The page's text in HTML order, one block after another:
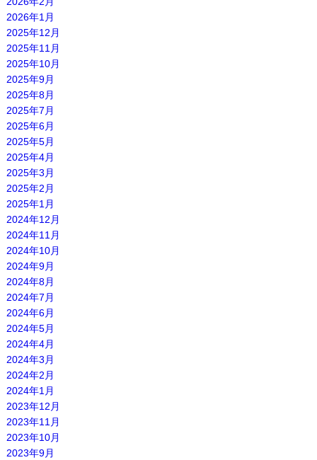
2026年1月
2025年12月
2025年11月
2025年10月
2025年9月
2025年8月
2025年7月
2025年6月
2025年5月
2025年4月
2025年3月
2025年2月
2025年1月
2024年12月
2024年11月
2024年10月
2024年9月
2024年8月
2024年7月
2024年6月
2024年5月
2024年4月
2024年3月
2024年2月
2024年1月
2023年12月
2023年11月
2023年10月
2023年9月